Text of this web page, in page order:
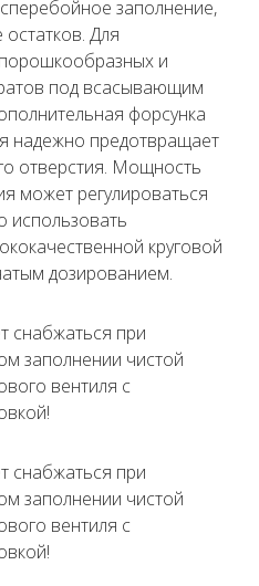
заполнение,
Для
и
под всасывающим
форсунка
надежно предотвращает
отверстия. Мощность
может регулироваться
использовать
круговой
дозированием.
снабжаться при
заполнении чистой
вентиля с
снабжаться при
заполнении чистой
вентиля с